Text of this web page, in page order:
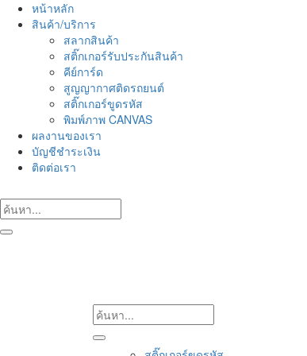
Skip
หน้าหลัก
สินค้า/บริการ
สลากสินค้า
สติ๊กเกอร์รับประกันสินค้า
คีย์การ์ด
สูญญากาศติดรถยนต์
สติ๊กเกอร์ขูดรหัส
พิมพ์ภาพ CANVAS
ผลงานของเรา
บัญชีชำระเงิน
ติดต่อเรา